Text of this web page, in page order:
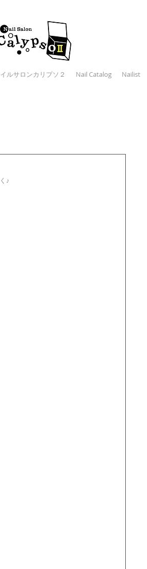
ルサロンカリプソ２ Nail Catalog Nailist
♪